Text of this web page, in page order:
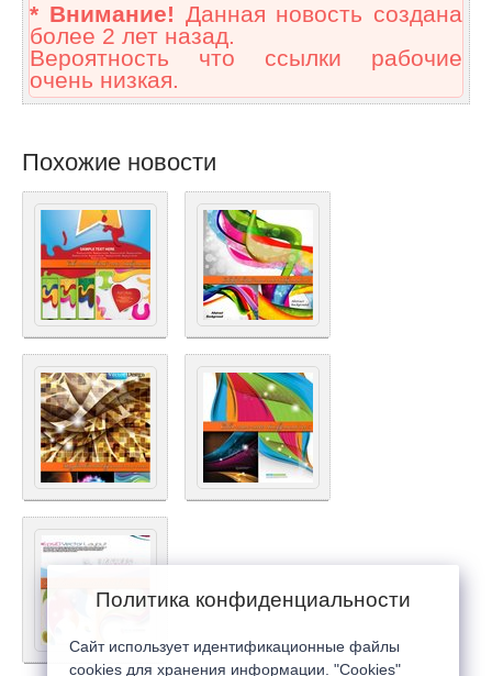
* Внимание! Данная новость создана
более 2 лет назад.
Вероятность что ссылки рабочие
очень низкая.
Похожие новости
Политика конфиденциальности
Сайт использует идентификационные файлы
cookies для хранения информации. "Cookies"